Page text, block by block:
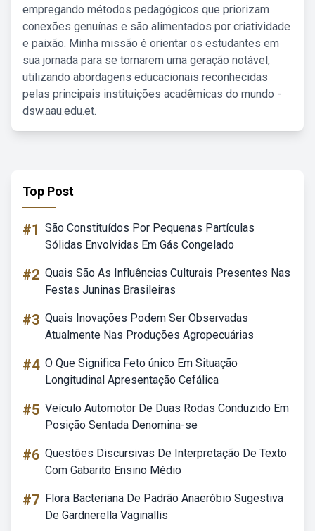
empregando métodos pedagógicos que priorizam
conexões genuínas e são alimentados por criatividade
e paixão. Minha missão é orientar os estudantes em
sua jornada para se tornarem uma geração notável,
utilizando abordagens educacionais reconhecidas
pelas principais instituições acadêmicas do mundo -
dsw.aau.edu.et.
Top Post
#1 São Constituídos Por Pequenas Partículas
Sólidas Envolvidas Em Gás Congelado
#2 Quais São As Influências Culturais Presentes Nas
Festas Juninas Brasileiras
#3 Quais Inovações Podem Ser Observadas
Atualmente Nas Produções Agropecuárias
#4 O Que Significa Feto único Em Situação
Longitudinal Apresentação Cefálica
#5 Veículo Automotor De Duas Rodas Conduzido Em
Posição Sentada Denomina-se
#6 Questões Discursivas De Interpretação De Texto
Com Gabarito Ensino Médio
#7 Flora Bacteriana De Padrão Anaeróbio Sugestiva
De Gardnerella Vaginallis